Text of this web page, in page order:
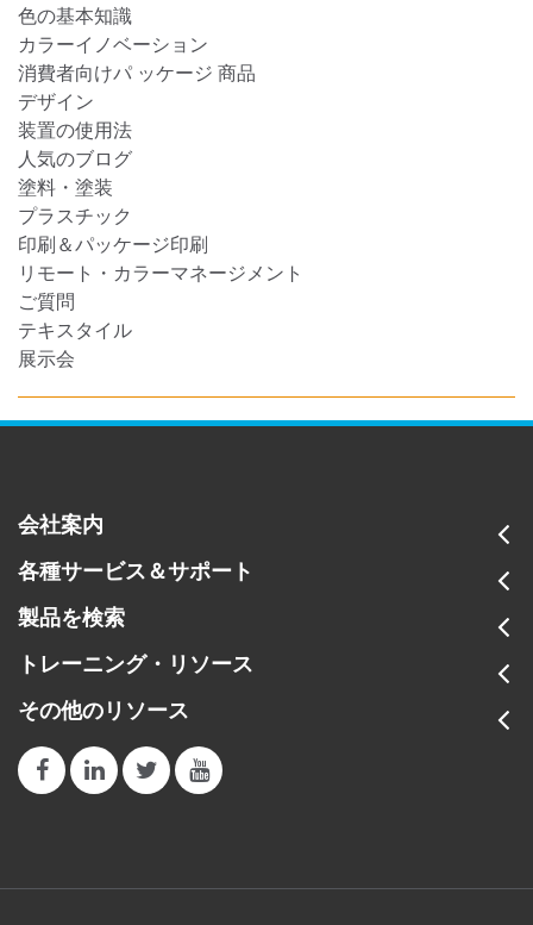
色の基本知識
カラーイノベーション
消費者向けパ ッケージ 商品
デザイン
装置の使用法
人気のブログ
塗料・塗装
プラスチック
印刷＆パッケージ印刷
リモート・カラーマネージメント
ご質問
テキスタイル
展示会
会社案内
各種サービス＆サポート
製品を検索
トレーニング・リソース
その他のリソース